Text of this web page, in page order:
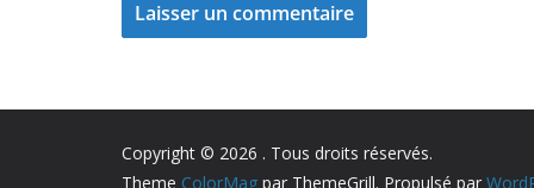
Copyright © 2026 . Tous droits réservés.
Theme ColorMag par ThemeGrill. Propulsé par